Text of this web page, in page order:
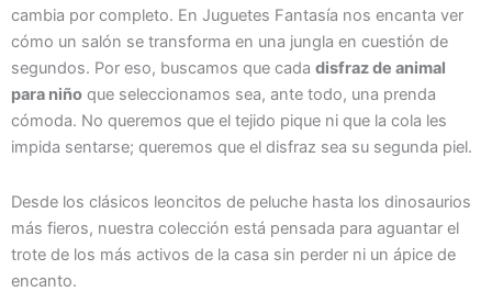
cambia por completo. En Juguetes Fantasía nos encanta ver
cómo un salón se transforma en una jungla en cuestión de
segundos. Por eso, buscamos que cada disfraz de animal
para niño que seleccionamos sea, ante todo, una prenda
cómoda. No queremos que el tejido pique ni que la cola les
impida sentarse; queremos que el disfraz sea su segunda piel.
Desde los clásicos leoncitos de peluche hasta los dinosaurios
más fieros, nuestra colección está pensada para aguantar el
trote de los más activos de la casa sin perder ni un ápice de
encanto.